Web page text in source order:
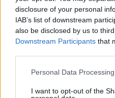
disclosure of your personal
IAB’s list of downstream
also be disclosed by us to
Downstream Participants that
Please note that this website/
not limited to your visit or
Personal Data
I want to opt-out of the